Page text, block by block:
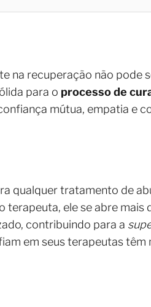
na recuperação não pode
para o processo de
mútua, empatia e
qualquer tratamento de
ele se abre mais
contribuindo para a
em seus terapeutas